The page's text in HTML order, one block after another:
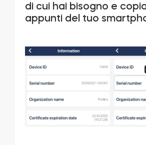
di cui hai bisogno e
appunti del tuo